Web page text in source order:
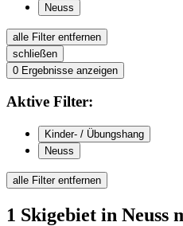
Neuss
alle Filter entfernen
schließen
0 Ergebnisse anzeigen
Aktive Filter:
Kinder- / Übungshang
Neuss
alle Filter entfernen
1 Skigebiet in Neuss